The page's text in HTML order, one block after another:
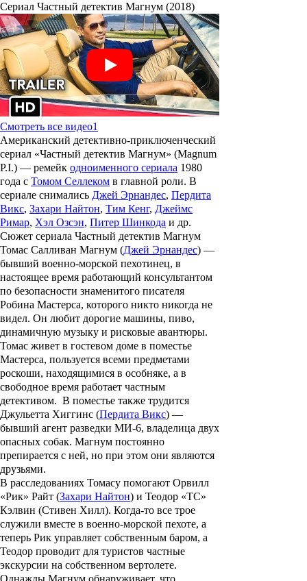
Сериал Частный детектив Магнум (2018)
Смотреть все видео1
Американский детективно-приключенческий
сериал «Частный детектив Магнум» (Magnum
P.I.) — ремейк одноименного сериала 1980
года с Томом Селлеком в главной роли. В
сериале снимались Джей Эрнандес, Пердита
Викс, Захари Найтон, Тим Кенг, Джеймс
Римар, Хэл Озсэн, Питер Шинкода и др.
Сюжет сериала Частный детектив Магнум
Томас Салливан Магнум (Джей Эрнандес) —
бывший военно-морской пехотинец, в
настоящее время работающий консультантом
по безопасности знаменитого писателя
Робина Мастерса, которого никто никогда не
видел. Он любит дорогие машины, пиво,
динамичную музыку и рисковые авантюры.
Томас живет в гостевом доме в поместье
Мастерса, пользуется всеми предметами
роскоши, находящимися в особняке, а в
свободное время работает частным
детективом. В поместье также трудится
Джульетта Хиггинс (Пердита Викс) —
бывший агент разведки МИ-6, владелица двух
опасных собак. Магнум постоянно
препирается с ней, но при этом они являются
друзьями.
В расследованиях Томасу помогают Орвилл
«Рик» Райт (Захари Найтон) и Теодор «ТС»
Кэлвин (Стивен Хилл). Когда-то все трое
служили вместе в военно-морской пехоте, а
теперь Рик управляет собственным баром, а
Теодор проводит для туристов частные
экскурсии на собственном вертолете.